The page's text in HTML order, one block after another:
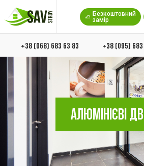
Безкоштовний
замір
+38 (068) 683 63 83 +38 (095) 683
АЛЮМІНІЄВІ